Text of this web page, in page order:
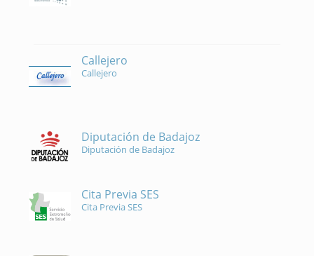
Callejero
Callejero
Diputación de Badajoz
Diputación de Badajoz
Cita Previa SES
Cita Previa SES